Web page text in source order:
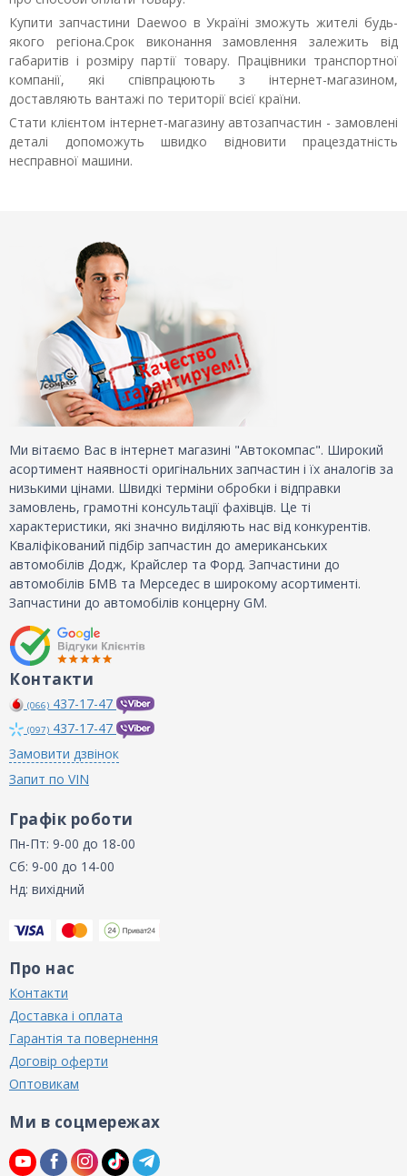
Купити запчастини Daewoo в Україні зможуть жителі будь-
якого регіона.Срок виконання замовлення залежить від
габаритів і розміру партії товару. Працівники транспортної
компанії, які співпрацюють з інтернет-магазином,
доставляють вантажі по території всієї країни.
Стати клієнтом інтернет-магазину автозапчастин - замовлені
деталі допоможуть швидко відновити працездатність
несправної машини.
Ми вітаємо Вас в інтернет магазині "Автокомпас". Широкий
асортимент наявності оригінальних запчастин і їх аналогів за
низькими цінами. Швидкі терміни обробки і відправки
замовлень, грамотні консультації фахівців. Це ті
характеристики, які значно виділяють нас від конкурентів.
Кваліфікований підбір запчастин до американських
автомобілів Додж, Крайслер та Форд. Запчастини до
автомобілів БМВ та Мерседес в широкому асортименті.
Запчастини до автомобілів концерну GM.
Контакти
(066) 437-17-47
(097) 437-17-47
Замовити дзвінок
Запит по VIN
Графік роботи
Пн-Пт: 9-00 до 18-00
Сб: 9-00 до 14-00
Нд: вихідний
Про нас
Контакти
Доставка і оплата
Гарантія та повернення
Договір оферти
Оптовикам
Ми в соцмережах